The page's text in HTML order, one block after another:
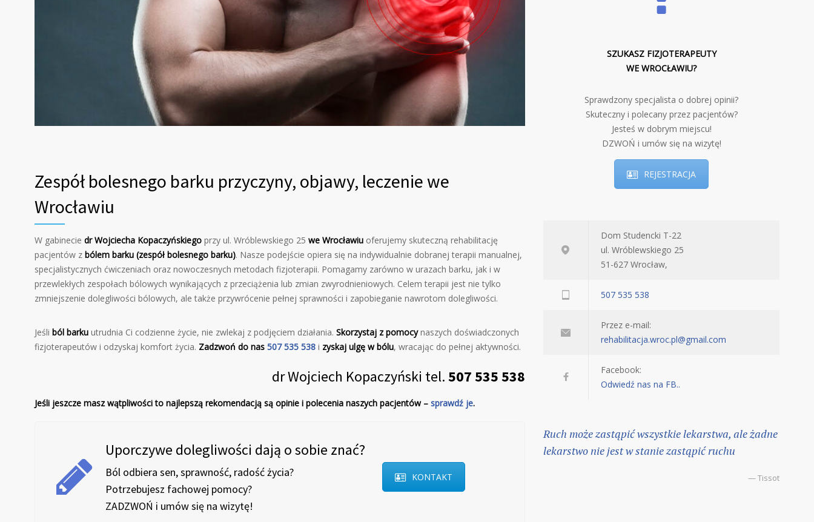
Zespół bolesnego barku przyczyny, objawy, leczenie we
Wrocławiu
W gabinecie dr Wojciecha Kopaczyńskiego przy ul. Wróblewskiego 25 we Wrocławiu oferujemy skuteczną rehabilitację
pacjentów z bólem barku (zespół bolesnego barku). Nasze podejście opiera się na indywidualnie dobranej terapii manualnej,
specjalistycznych ćwiczeniach oraz nowoczesnych metodach fizjoterapii. Pomagamy zarówno w urazach barku, jak i w
przewlekłych zespołach bólowych wynikających z przeciążenia lub zmian zwyrodnieniowych. Celem terapii jest nie tylko
zmniejszenie dolegliwości bólowych, ale także przywrócenie pełnej sprawności i zapobieganie nawrotom dolegliwości.
Jeśli ból barku utrudnia Ci codzienne życie, nie zwlekaj z podjęciem działania. Skorzystaj z pomocynaszych doświadczonych
fizjoterapeutów i odzyskaj komfort życia. Zadzwoń do nas 507 535 538 i zyskaj ulgę w bólu, wracając do pełnej aktywności.
dr Wojciech Kopaczyński tel.507 535 538
Jeśli jeszcze masz wątpliwości to najlepszą rekomendacją są opinie i polecenia naszych pacjentów – sprawdź je.
Uporczywe dolegliwości dają o sobie znać?
Ból odbiera sen, sprawność, radość życia?
Potrzebujesz fachowej pomocy?
ZADZWOŃ i umów się na wizytę!
KONTAKT
SZUKASZ FIZJOTERAPEUTY
WE WROCŁAWIU?
Sprawdzony specjalista o dobrej opinii?
Skuteczny i polecany przez pacjentów?
Jesteś w dobrym miejscu!
DZWOŃ i umów się na wizytę!
REJESTRACJA
Dom Studencki T-22
ul. Wróblewskiego 25
51-627 Wrocław,
507 535 538
Przez e-mail:
rehabilitacja.wroc.pl@gmail.com
Facebook:
Odwiedź nas na FB..
Ruch może zastąpić wszystkie lekarstwa, ale żadne
lekarstwo nie jest w stanie zastąpić ruchu
— Tissot